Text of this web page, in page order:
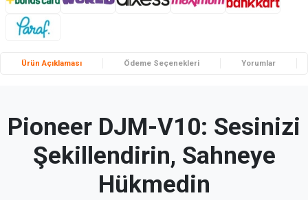
Ürün Açıklaması Ödeme Seçenekleri Yorumlar
Pioneer DJM-V10: Sesinizi
Şekillendirin, Sahneye
Hükmedin